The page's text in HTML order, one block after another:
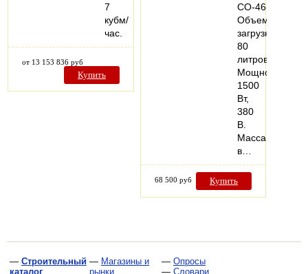
7
кубм/
час.
от 13 153 836 руб
Купить
СО-46Б.
Объем
загрузки
80
литров.
Мощность
1500
Вт,
380
В.
Масса
в…
68 500 руб Купить
— Строительный
каталог
— Магазины и
рынки
— Опросы
— Словари